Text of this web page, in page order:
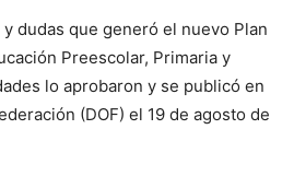
dudas que generó el nuevo Plan
Preescolar, Primaria y
lo aprobaron y se publicó en
(DOF) el 19 de agosto de